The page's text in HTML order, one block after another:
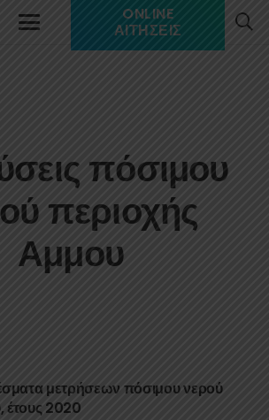
ONLINE
ΑΙΤΉΣΕΙΣ
πόσιμου
περιοχής
Αμμου
μετρήσεων πόσιμου νερού
έτους 2020